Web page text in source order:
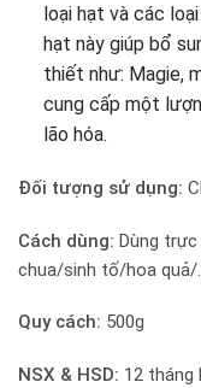
loại hạt và các
hạt này giúp bổ
thiết như: Magie,
cung cấp một
lão hóa.
Đối tượng sử dụng:
Cách dùng: Dùng
chua/sinh tố/hoa quả/
Quy cách: 500g
NSX & HSD: 12 tháng